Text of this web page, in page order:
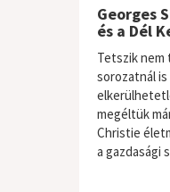
Georges
és a Dél
Tetszik nem
sorozatnál
megéltük
Christie
a gazdasági